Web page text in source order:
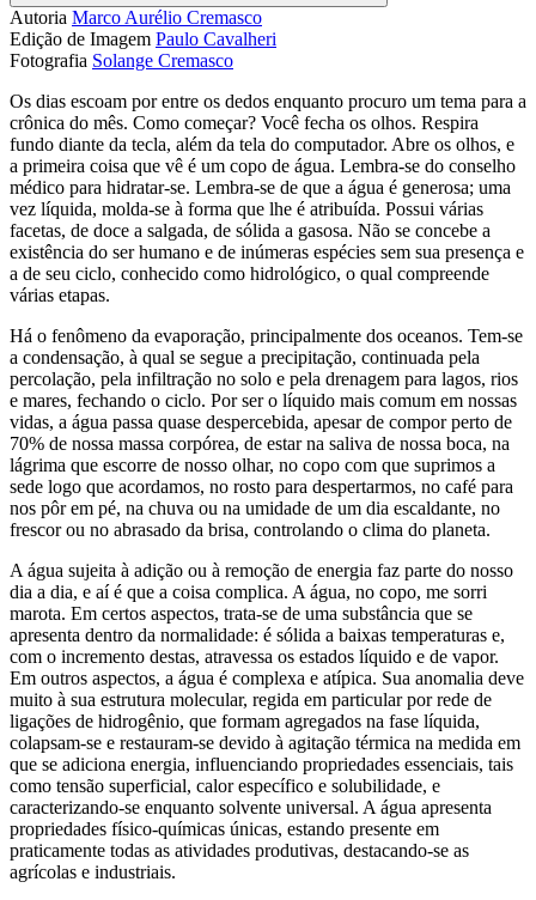
Compartilhar
Autoria Marco Aurélio Cremasco
Edição de Imagem Paulo Cavalheri
Fotografia Solange Cremasco
Os dias escoam por entre os dedos enquanto procuro um tema para a
crônica do mês. Como começar? Você fecha os olhos. Respira
fundo diante da tecla, além da tela do computador. Abre os olhos, e
a primeira coisa que vê é um copo de água. Lembra-se do conselho
médico para hidratar-se. Lembra-se de que a água é generosa; uma
vez líquida, molda-se à forma que lhe é atribuída. Possui várias
facetas, de doce a salgada, de sólida a gasosa. Não se concebe a
existência do ser humano e de inúmeras espécies sem sua presença e
a de seu ciclo, conhecido como hidrológico, o qual compreende
várias etapas.
Há o fenômeno da evaporação, principalmente dos oceanos. Tem-se
a condensação, à qual se segue a precipitação, continuada pela
percolação, pela infiltração no solo e pela drenagem para lagos, rios
e mares, fechando o ciclo. Por ser o líquido mais comum em nossas
vidas, a água passa quase despercebida, apesar de compor perto de
70% de nossa massa corpórea, de estar na saliva de nossa boca, na
lágrima que escorre de nosso olhar, no copo com que suprimos a
sede logo que acordamos, no rosto para despertarmos, no café para
nos pôr em pé, na chuva ou na umidade de um dia escaldante, no
frescor ou no abrasado da brisa, controlando o clima do planeta.
A água sujeita à adição ou à remoção de energia faz parte do nosso
dia a dia, e aí é que a coisa complica. A água, no copo, me sorri
marota. Em certos aspectos, trata-se de uma substância que se
apresenta dentro da normalidade: é sólida a baixas temperaturas e,
com o incremento destas, atravessa os estados líquido e de vapor.
Em outros aspectos, a água é complexa e atípica. Sua anomalia deve
muito à sua estrutura molecular, regida em particular por rede de
ligações de hidrogênio, que formam agregados na fase líquida,
colapsam-se e restauram-se devido à agitação térmica na medida em
que se adiciona energia, influenciando propriedades essenciais, tais
como tensão superficial, calor específico e solubilidade, e
caracterizando-se enquanto solvente universal. A água apresenta
propriedades físico-químicas únicas, estando presente em
praticamente todas as atividades produtivas, destacando-se as
agrícolas e industriais.